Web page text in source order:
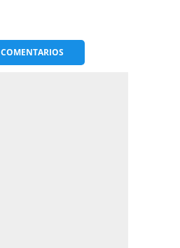
COMENTARIOS